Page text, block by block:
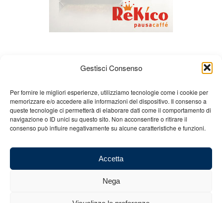
Gestisci Consenso
Per fornire le migliori esperienze, utilizziamo tecnologie come i cookie per
memorizzare e/o accedere alle informazioni del dispositivo. Il consenso a
queste tecnologie ci permetterà di elaborare dati come il comportamento di
navigazione o ID unici su questo sito. Non acconsentire o ritirare il
consenso può influire negativamente su alcune caratteristiche e funzioni.
Accetta
Nega
About us Gian Carlo Minardi
Gear
Merchandising
Partners Contact us